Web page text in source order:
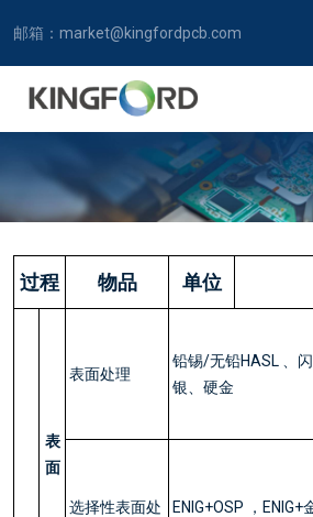
邮箱： market@kingfordpcb.com
过程 物品 单位
表
面
表面处理
铅锡/无铅HASL 、
银、硬金
选择性表面处
ENIG+OSP ，